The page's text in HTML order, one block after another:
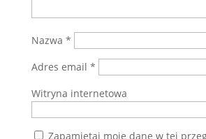
Nazwa *
Adres email *
Witryna internetowa
Zapamiętaj moje dane w tej